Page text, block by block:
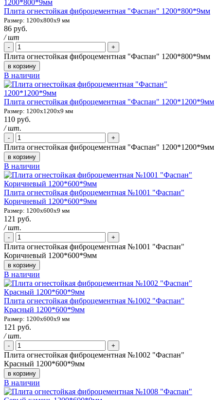
Плита огнестойкая фиброцементная "Фаспан" 1200*800*9мм
Размер: 1200х800х9 мм
86 руб.
/ шт
- +
Плита огнестойкая фиброцементная "Фаспан" 1200*800*9мм
в корзину
В наличии
Плита огнестойкая фиброцементная "Фаспан" 1200*1200*9мм
Размер: 1200х1200х9 мм
110 руб.
/ шт.
- +
Плита огнестойкая фиброцементная "Фаспан" 1200*1200*9мм
в корзину
В наличии
Плита огнестойкая фиброцементная №1001 "Фаспан"
Коричневый 1200*600*9мм
Размер: 1200х600х9 мм
121 руб.
/ шт.
- +
Плита огнестойкая фиброцементная №1001 "Фаспан"
Коричневый 1200*600*9мм
в корзину
В наличии
Плита огнестойкая фиброцементная №1002 "Фаспан"
Красный 1200*600*9мм
Размер: 1200х600х9 мм
121 руб.
/ шт.
- +
Плита огнестойкая фиброцементная №1002 "Фаспан"
Красный 1200*600*9мм
в корзину
В наличии